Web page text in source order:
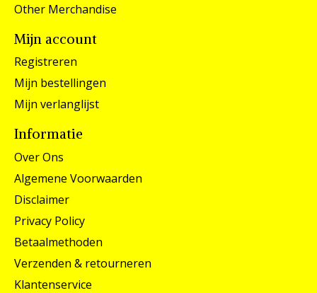
Other Merchandise
Mijn account
Registreren
Mijn bestellingen
Mijn verlanglijst
Informatie
Over Ons
Algemene Voorwaarden
Disclaimer
Privacy Policy
Betaalmethoden
Verzenden & retourneren
Klantenservice